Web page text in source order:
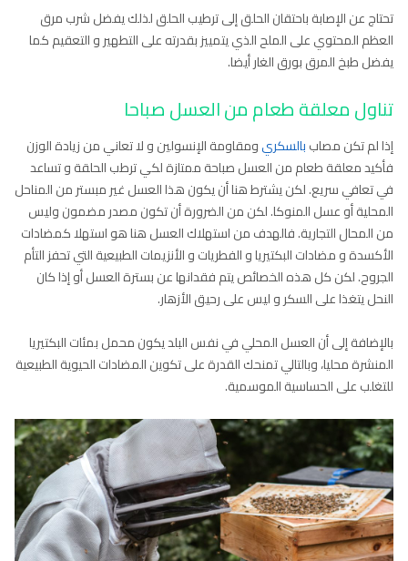
تحتاج عن الإصابة باحتقان الحلق إلى ترطيب الحلق لذلك يفضل شرب مرق
العظم المحتوي على الملح الذي يتمييز بقدرته على التطهير و التعقيم كما
يفضل طبخ المرق بورق الغار أيضا.
تناول معلقة طعام من العسل صباحا
إذا لم تكن مصاببالسكريومقاومة الإنسولين و لا تعاني من زيادة الوزن
فأكيد معلقة طعام من العسل صباحة ممتازة لكي ترطب الحلقة و تساعد
في تعافي سريع. لكن يشترط هنا أن يكون هذا العسل غير مبستر من المناحل
المحلية أو عسل المنوكا. لكن من الضرورة أن تكون مصدر مضمون وليس
من المحال التجارية. فالهدف من استهلاك العسل هنا هو استهلا كمضادات
الأكسدة و مضادات البكتيريا و الفطريات و الأنزيمات الطبيعية التي تحفز التأم
الجروح. لكن كل هذه الخصائص يتم فقدانها عن بسترة العسل أو إذا كان
النحل يتغذا على السكر و ليس على رحيق الأزهار.
بالإضافة إلى أن العسل المحلي في نفس البلد يكون محمل بمئات البكتيريا
المنشرة محليا، وبالتالي تمنحك القدرة على تكوين المضادات الحيوية الطبيعية
للتغلب على الحساسية الموسمية.